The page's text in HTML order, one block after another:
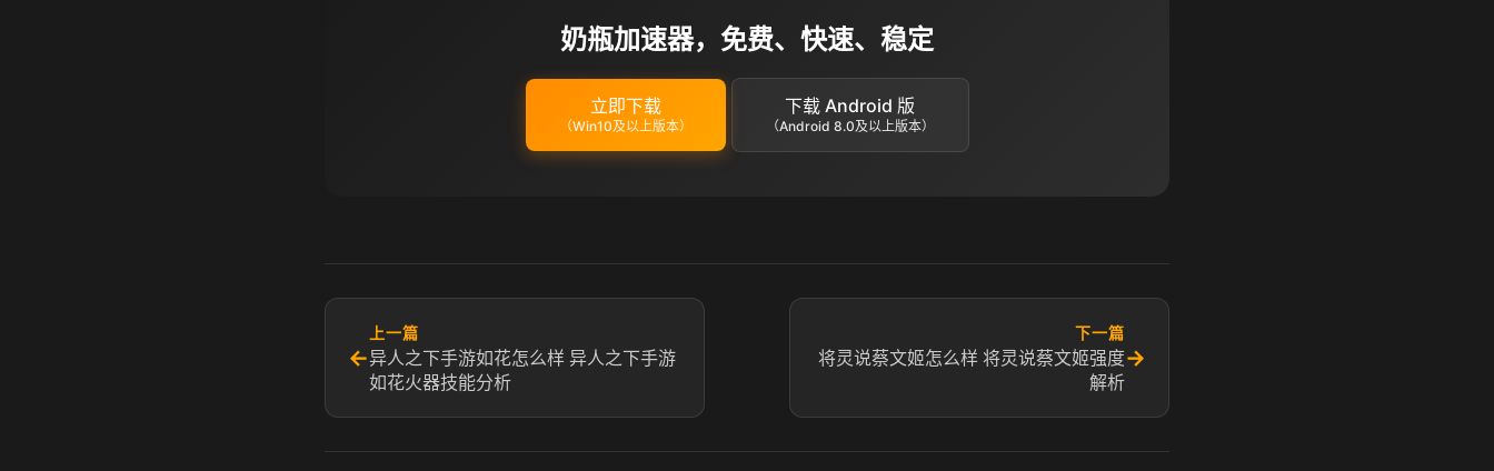
奶瓶加速器，免费、快速、稳定
立即下载
（Win10及以上版本）
下载 Android 版
（Android 8.0及以上版本）
←
上一篇
异人之下手游如花怎么样 异人之下手游
如花火器技能分析
下一篇
将灵说蔡文姬怎么样 将灵说蔡文姬强度
解析
→